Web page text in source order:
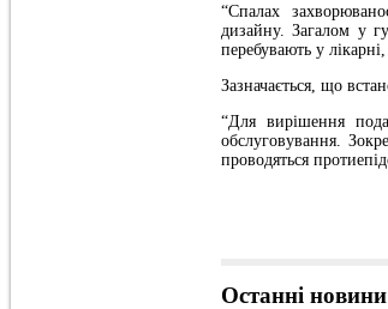
“Спалах
дизайну. Загалом у
перебувають у
Зазначається, що
“Для вирішення
обслуговування.
проводяться
Останні новини